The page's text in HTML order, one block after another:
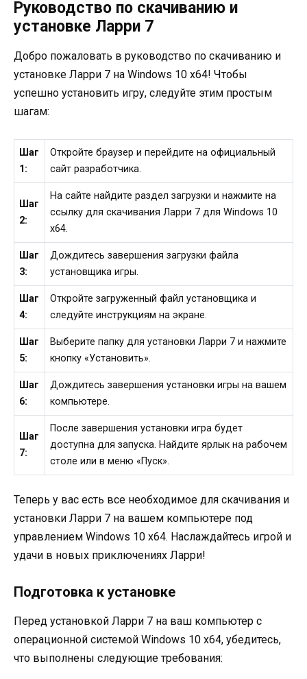
Руководство по скачиванию и
установке Ларри 7
Добро пожаловать в руководство по скачиванию и
установке Ларри 7 на Windows 10 x64! Чтобы
успешно установить игру, следуйте этим простым
шагам:
Шаг
1:
Откройте браузер и перейдите на официальный
сайт разработчика.
Шаг
2:
На сайте найдите раздел загрузки и нажмите на
ссылку для скачивания Ларри 7 для Windows 10
x64.
Шаг
3:
Дождитесь завершения загрузки файла
установщика игры.
Шаг
4:
Откройте загруженный файл установщика и
следуйте инструкциям на экране.
Шаг
5:
Выберите папку для установки Ларри 7 и нажмите
кнопку «Установить».
Шаг
6:
Дождитесь завершения установки игры на вашем
компьютере.
Шаг
7:
После завершения установки игра будет
доступна для запуска. Найдите ярлык на рабочем
столе или в меню «Пуск».
Теперь у вас есть все необходимое для скачивания и
установки Ларри 7 на вашем компьютере под
управлением Windows 10 x64. Наслаждайтесь игрой и
удачи в новых приключениях Ларри!
Подготовка к установке
Перед установкой Ларри 7 на ваш компьютер с
операционной системой Windows 10 x64, убедитесь,
что выполнены следующие требования: